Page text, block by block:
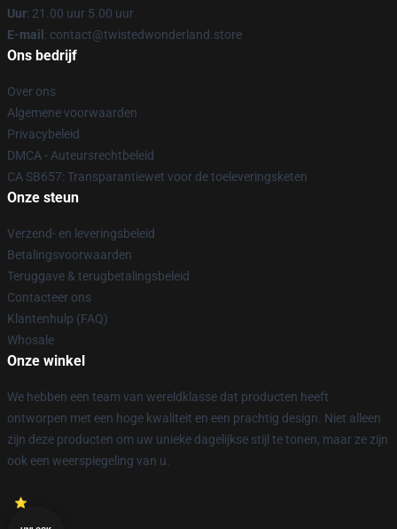
Uur: 21.00 uur 5.00 uur
E-mail : contact@twistedwonderland.store
Ons bedrijf
Over ons
Algemene voorwaarden
Privacybeleid
DMCA - Auteursrechtbeleid
CA SB657: Transparantiewet voor de toeleveringsketen
Onze steun
Verzend- en leveringsbeleid
Betalingsvoorwaarden
Teruggave & terugbetalingsbeleid
Contacteer ons
Klantenhulp (FAQ)
Whosale
Onze winkel
We hebben een team van wereldklasse dat producten heeft
ontworpen met een hoge kwaliteit en een prachtig design. Niet alleen
zijn deze producten om uw unieke dagelijkse stijl te tonen, maar ze zijn
ook een weerspiegeling van u.